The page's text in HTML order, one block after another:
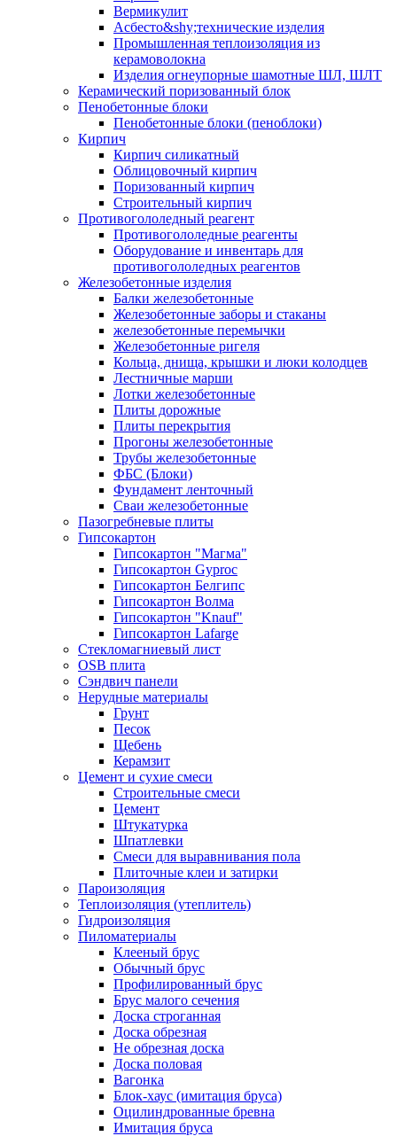
Вермикулит
Асбесто&shy;технические изделия
Промышленная теплоизоляция из
керамоволокна
Изделия огнеупорные шамотные ШЛ, ШЛТ
Керамический поризованный блок
Пенобетонные блоки
Пенобетонные блоки (пеноблоки)
Кирпич
Кирпич силикатный
Облицовочный кирпич
Поризованный кирпич
Строительный кирпич
Противогололедный реагент
Противогололедные реагенты
Оборудование и инвентарь для
противогололедных реагентов
Железобетонные изделия
Балки железобетонные
Железобетонные заборы и стаканы
железобетонные перемычки
Железобетонные ригеля
Кольца, днища, крышки и люки колодцев
Лестничные марши
Лотки железобетонные
Плиты дорожные
Плиты перекрытия
Прогоны железобетонные
Трубы железобетонные
ФБС (Блоки)
Фундамент ленточный
Сваи железобетонные
Пазогребневые плиты
Гипсокартон
Гипсокартон "Магма"
Гипсокартон Gyproc
Гипсокартон Белгипс
Гипсокартон Волма
Гипсокартон "Knauf"
Гипсокартон Lafarge
Стекломагниевый лист
OSB плита
Сэндвич панели
Нерудные материалы
Грунт
Песок
Щебень
Керамзит
Цемент и сухие смеси
Строительные смеси
Цемент
Штукатурка
Шпатлевки
Смеси для выравнивания пола
Плиточные клеи и затирки
Пароизоляция
Теплоизоляция (утеплитель)
Гидроизоляция
Пиломатериалы
Клееный брус
Обычный брус
Профилированный брус
Брус малого сечения
Доска строганная
Доска обрезная
Не обрезная доска
Доска половая
Вагонка
Блок-хаус (имитация бруса)
Оцилиндрованные бревна
Имитация бруса